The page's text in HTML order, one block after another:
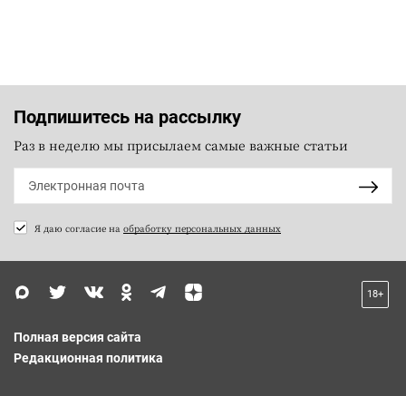
Подпишитесь на рассылку
Раз в неделю мы присылаем самые важные статьи
Я даю согласие на обработку персональных данных
18+
Полная версия сайта
Редакционная политика